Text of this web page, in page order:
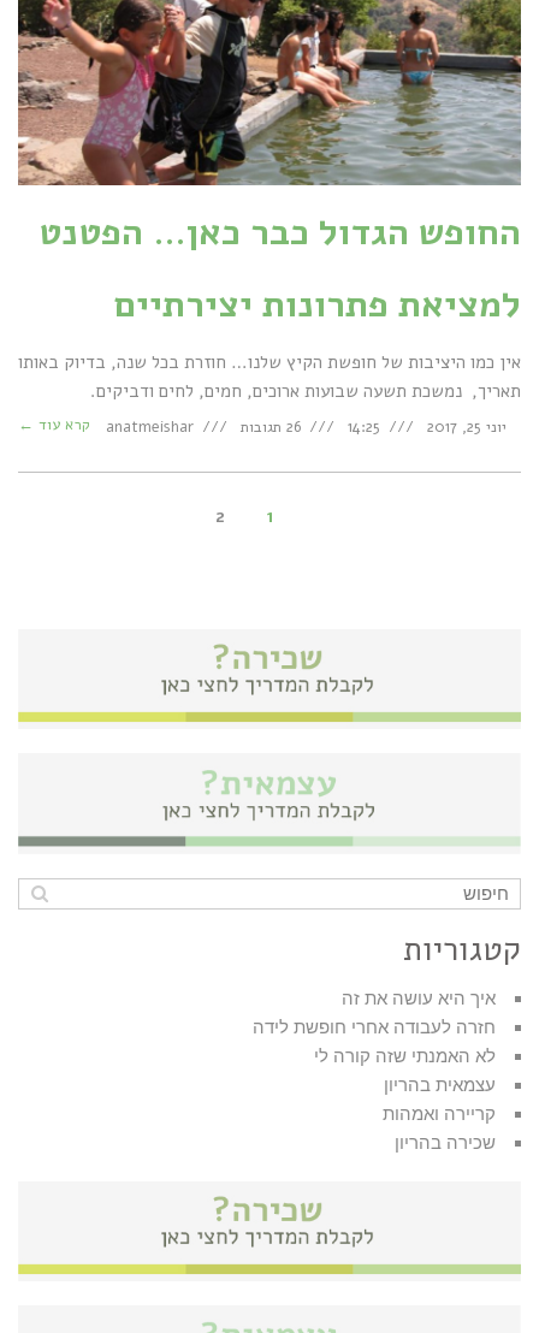
החופש הגדול כבר כאן… הפטנט
למציאת פתרונות יצירתיים
אין כמו היציבות של חופשת הקיץ שלנו… חוזרת בכל שנה, בדיוק באותו
תאריך, נמשכת תשעה שבועות ארוכים, חמים, לחים ודביקים.
יוני 25, 2017 14:25 26 תגובות anatmeishar קרא עוד ←
1
2
קטגוריות
איך היא עושה את זה
חזרה לעבודה אחרי חופשת לידה
לא האמנתי שזה קורה לי
עצמאית בהריון
קריירה ואמהות
שכירה בהריון